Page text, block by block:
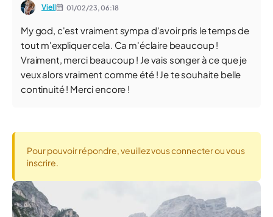
Viell 01/02/23,06:18
My god, c'est vraiment sympa d'avoir pris le temps de
tout m'expliquer cela. Ca m'éclaire beaucoup !
Vraiment, merci beaucoup ! Je vais songer à ce que je
veux alors vraiment comme été ! Je te souhaite belle
continuité ! Merci encore !
Pour pouvoir répondre, veuillez vous connecter ou vous
inscrire.